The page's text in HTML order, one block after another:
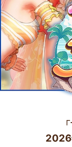
製品への感想、
製品のサポート
各種お問い合わ
※「感想、要望」につ
信を出しません。予め
【お問い合わせ
頂いたお問い合
日) 以内に返信
お問い合わせの
2026